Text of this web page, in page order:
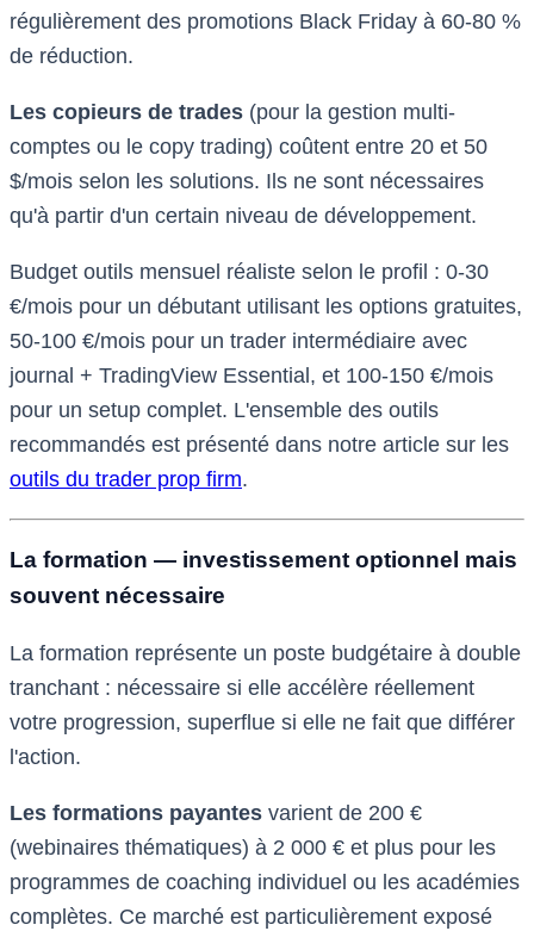
régulièrement des promotions Black Friday à 60-80 %
de réduction.
Les copieurs de trades (pour la gestion multi-
comptes ou le copy trading) coûtent entre 20 et 50
$/mois selon les solutions. Ils ne sont nécessaires
qu'à partir d'un certain niveau de développement.
Budget outils mensuel réaliste selon le profil : 0-30
€/mois pour un débutant utilisant les options gratuites,
50-100 €/mois pour un trader intermédiaire avec
journal + TradingView Essential, et 100-150 €/mois
pour un setup complet. L'ensemble des outils
recommandés est présenté dans notre article sur les
outils du trader prop firm.
La formation — investissement optionnel mais
souvent nécessaire
La formation représente un poste budgétaire à double
tranchant : nécessaire si elle accélère réellement
votre progression, superflue si elle ne fait que différer
l'action.
Les formations payantes varient de 200 €
(webinaires thématiques) à 2 000 € et plus pour les
programmes de coaching individuel ou les académies
complètes. Ce marché est particulièrement exposé